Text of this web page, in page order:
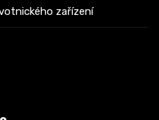
zařízení